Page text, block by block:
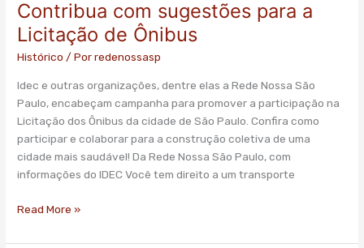
Contribua com sugestões para a
Licitação de Ônibus
Histórico / Porredenossasp
Idec e outras organizações, dentre elas a Rede Nossa São
Paulo, encabeçam campanha para promover a participação na
Licitação dos Ônibus da cidade de São Paulo. Confira como
participar e colaborar para a construção coletiva de uma
cidade mais saudável! Da Rede Nossa São Paulo, com
informações do IDEC Você tem direito a um transporte
Contribua
com
sugestões
para
Read More »